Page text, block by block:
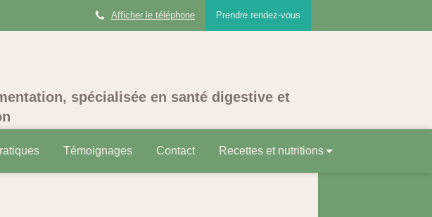
Prendre rendez-vous
Afficher le téléphone
spécialisée en santé digestive et
Témoignages Contact Recettes et nutritions